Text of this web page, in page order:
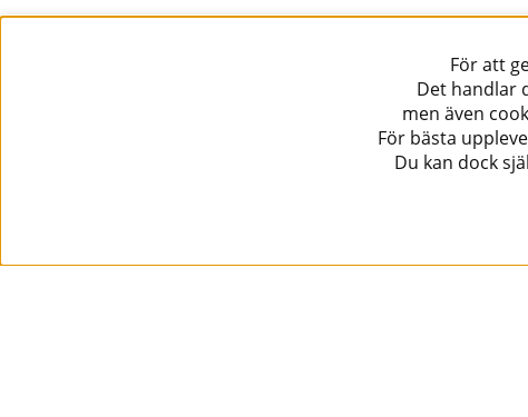
För att
Det handlar
men även
För bästa
Du kan dock